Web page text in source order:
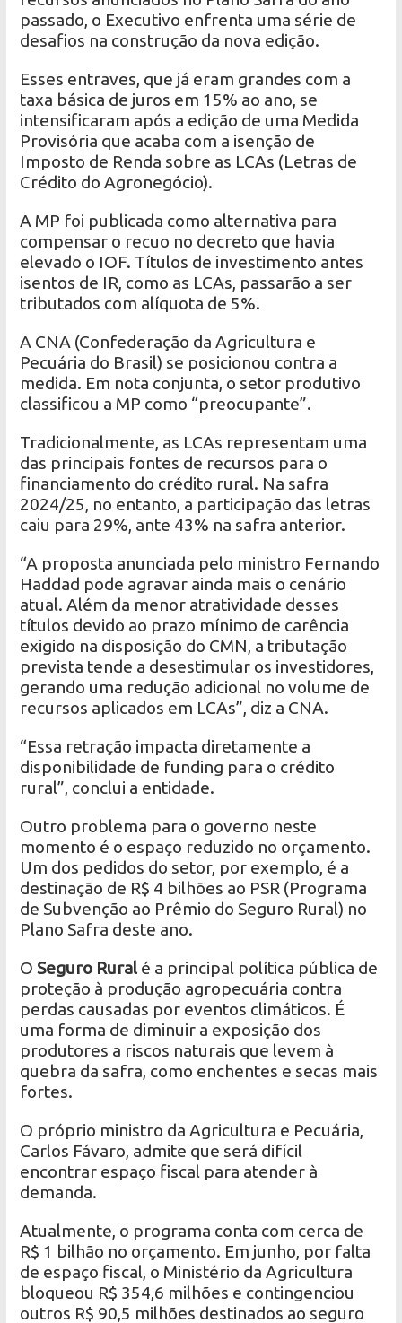
passado, o Executivo enfrenta uma série de
desafios na construção da nova edição.
Esses entraves, que já eram grandes com a
taxa básica de juros em 15% ao ano, se
intensificaram após a edição de uma Medida
Provisória que acaba com a isenção de
Imposto de Renda sobre as LCAs (Letras de
Crédito do Agronegócio).
A MP foi publicada como alternativa para
compensar o recuo no decreto que havia
elevado o IOF. Títulos de investimento antes
isentos de IR, como as LCAs, passarão a ser
tributados com alíquota de 5%.
A CNA (Confederação da Agricultura e
Pecuária do Brasil) se posicionou contra a
medida. Em nota conjunta, o setor produtivo
classificou a MP como “preocupante”.
Tradicionalmente, as LCAs representam uma
das principais fontes de recursos para o
financiamento do crédito rural. Na safra
2024/25, no entanto, a participação das letras
caiu para 29%, ante 43% na safra anterior.
“A proposta anunciada pelo ministro Fernando
Haddad pode agravar ainda mais o cenário
atual. Além da menor atratividade desses
títulos devido ao prazo mínimo de carência
exigido na disposição do CMN, a tributação
prevista tende a desestimular os investidores,
gerando uma redução adicional no volume de
recursos aplicados em LCAs”, diz a CNA.
“Essa retração impacta diretamente a
disponibilidade de funding para o crédito
rural”, conclui a entidade.
Outro problema para o governo neste
momento é o espaço reduzido no orçamento.
Um dos pedidos do setor, por exemplo, é a
destinação de R$ 4 bilhões ao PSR (Programa
de Subvenção ao Prêmio do Seguro Rural) no
Plano Safra deste ano.
O Seguro Rural é a principal política pública de
proteção à produção agropecuária contra
perdas causadas por eventos climáticos. É
uma forma de diminuir a exposição dos
produtores a riscos naturais que levem à
quebra da safra, como enchentes e secas mais
fortes.
O próprio ministro da Agricultura e Pecuária,
Carlos Fávaro, admite que será difícil
encontrar espaço fiscal para atender à
demanda.
Atualmente, o programa conta com cerca de
R$ 1 bilhão no orçamento. Em junho, por falta
de espaço fiscal, o Ministério da Agricultura
bloqueou R$ 354,6 milhões e contingenciou
outros R$ 90,5 milhões destinados ao seguro